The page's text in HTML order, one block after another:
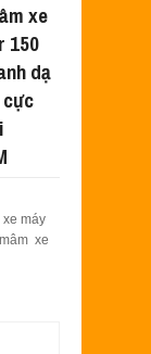
xe
150
dạ
máy
xe